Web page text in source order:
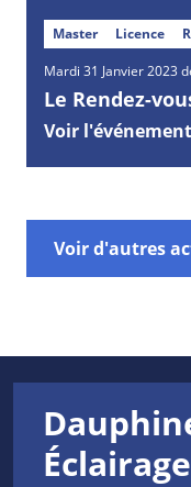
Master Licence
Mardi 31 Janvier 2023
Le Rendez-
Voir l'événement
Voir d'autres